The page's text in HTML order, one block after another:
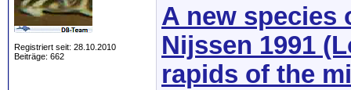
Registriert seit: 28.10.2010
Beiträge: 662
A new species
Nijssen 1991
rapids of the